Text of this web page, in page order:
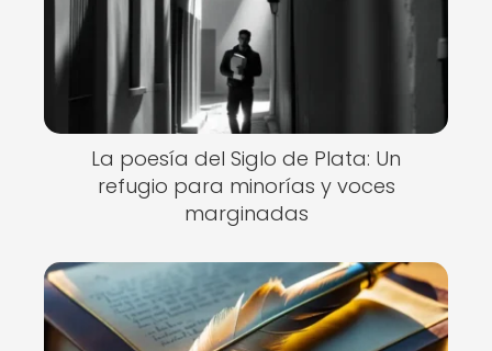
La poesía del Siglo de Plata: Un
refugio para minorías y voces
marginadas